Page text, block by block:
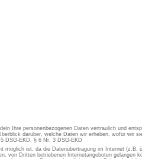
Ihre personenbezogenen Daten vertraulich und
darüber, welche Daten wir erheben, wofür wir
DSG-EKD, § 6 Nr. 3 DSG-EKD
ist, da die Datenübertragung im Internet (z.B.
von Dritten betriebenen Internetangeboten gelangen